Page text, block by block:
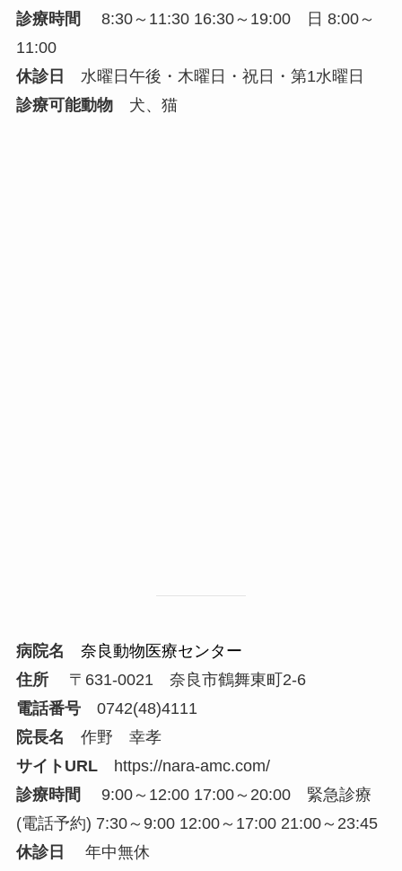
診療時間 8:30～11:30 16:30～19:00 日 8:00～
11:00
休診日
水曜日午後・木曜日・祝日・第1水曜日
診療可能動物犬、猫
病院名
奈良動物医療センター
住所〒631-0021 奈良市鶴舞東町2-6
電話番号0742(48)4111
院長名 作野 幸孝
サイトURL
https://nara-amc.com/
診療時間 9:00～12:00 17:00～20:00 緊急診療
(電話予約) 7:30～9:00 12:00～17:00 21:00～23:45
休診日
年中無休